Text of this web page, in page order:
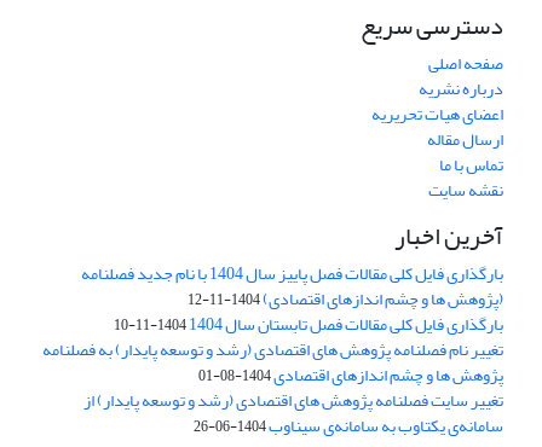
دسترسی سریع
صفحه اصلی
درباره نشریه
اعضای هیات تحریریه
ارسال مقاله
تماس با ما
نقشه سایت
آخرین اخبار
بارگذاری فایل کلی مقالات فصل پاییز سال 1404 با نام جدید فصلنامه
(پژوهش ها و چشم اندازهای اقتصادی)1404-11-12
بارگذاری فایل کلی مقالات فصل تابستان سال 1404 1404-11-10
تغییر نام فصلنامه پژوهش های اقتصادی (رشد و توسعه پایدار) به فصلنامه
پژوهش ها و چشم اندازهای اقتصادی1404-08-01
تغییر سایت فصلنامه پژوهش های اقتصادی (رشد و توسعه پایدار) از
سامانه‌ی یکتاوب به سامانه‌ی سیناوب1404-06-26